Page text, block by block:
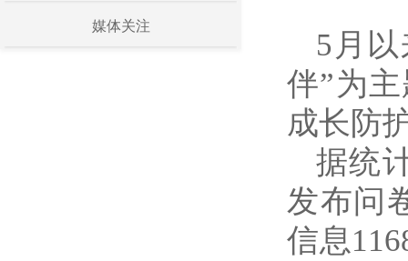
媒体关注
5月
伴”为
成长防
据统
发布问
信息